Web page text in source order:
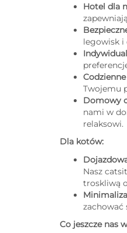
Hotel dla
legowisk i
Twojemu
Domowy
nami w
relaksowi.
Dla kotów:
Nasz
troskliwą
zachować
Co jeszcze nas